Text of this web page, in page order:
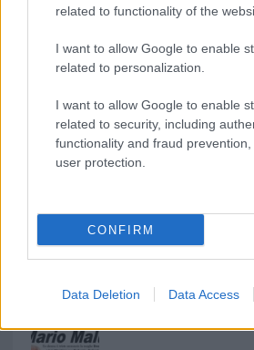
related to functionality of the
I want to allow Google to enable
related to personalization.
I want to allow Google to enable
related to security, including
functionality and fraud
user protection.
CONFIRM
Data Deletion Data Access
Monte Pino, la fine di un
rinascita della strada
Mario Malu